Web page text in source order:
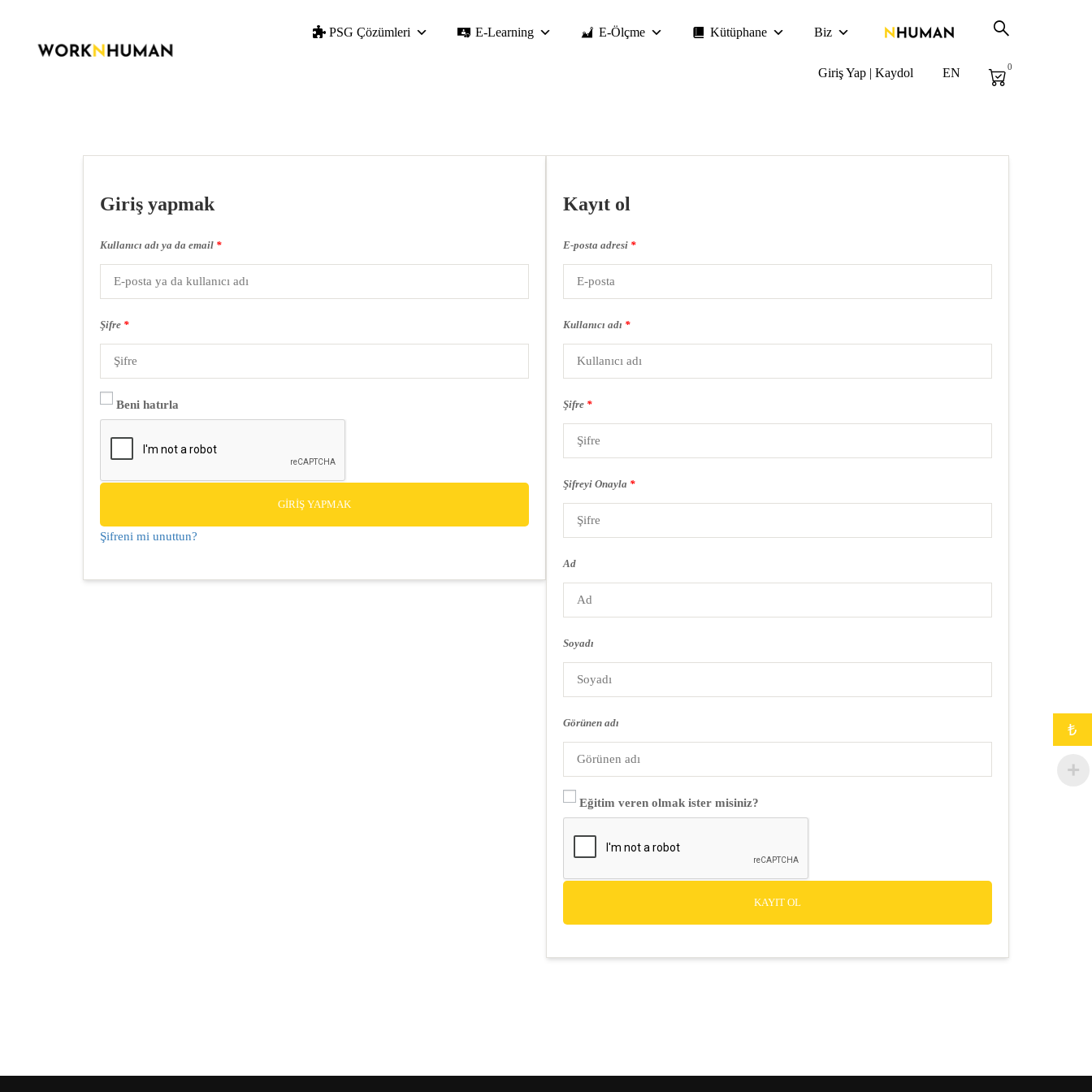
PSG Çözümleri E-Learning E-Ölçme Kütüphane Biz
Giriş Yap | Kaydol EN 0
Giriş yapmak
Kullanıcı adı ya da email *
Şifre *
Beni hatırla
GIRIŞ YAPMAK
Şifreni mi unuttun?
Kayıt ol
E-posta adresi *
Kullanıcı adı *
Şifre *
Şifreyi Onayla *
Ad
Soyadı
Görünen adı
Eğitim veren olmak ister misiniz?
KAYIT OL
₺